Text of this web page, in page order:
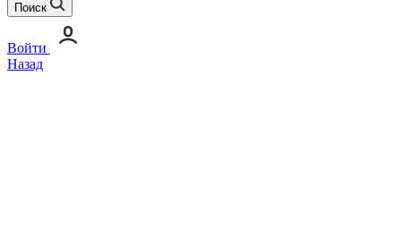
Поиск
Войти
Назад